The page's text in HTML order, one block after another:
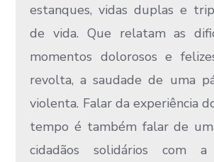
estanques, vidas duplas e
de vida. Que relatam as
momentos dolorosos e
revolta, a saudade de uma
violenta. Falar da experiência
tempo é também falar de
cidadãos solidários com